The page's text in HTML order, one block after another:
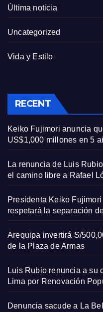
Última noticia
Uncategorized
Vida y Estilo
RECENT
Keiko Fujimori anuncia
US$1,000 millones en 5
La renuncia de Luis
el camino libre a Rafael
Presidenta Keiko
respetará la separación
Arequipa invertirá S/
de la Plaza de Armas
Luis Rubio renuncia a su
Lima por Renovación
Denuncia sacude a La